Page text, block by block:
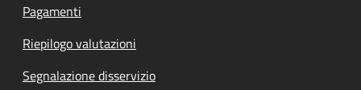
Pagamenti
Riepilogo valutazioni
Segnalazione disservizio